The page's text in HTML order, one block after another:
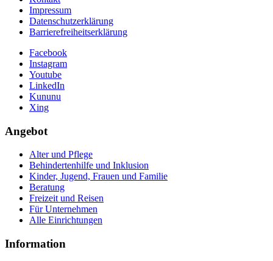
Impressum
Datenschutzerklärung
Barrierefreiheitserklärung
Facebook
Instagram
Youtube
LinkedIn
Kununu
Xing
Angebot
Alter und Pflege
Behindertenhilfe und Inklusion
Kinder, Jugend, Frauen und Familie
Beratung
Freizeit und Reisen
Für Unternehmen
Alle Einrichtungen
Information